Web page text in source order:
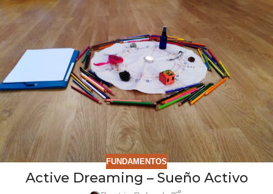
FUNDAMENTOS
Active Dreaming – Sueño Activo